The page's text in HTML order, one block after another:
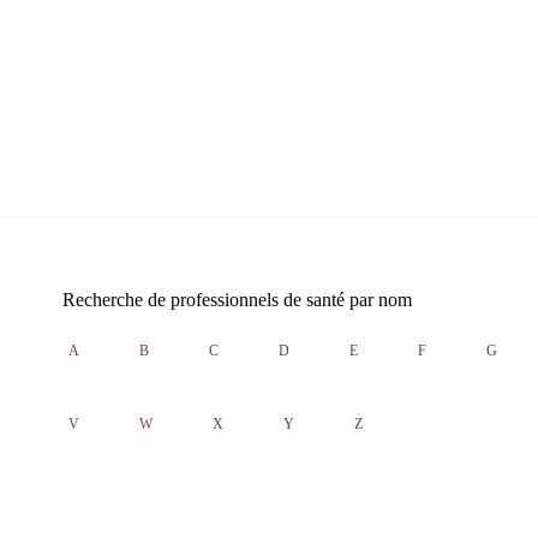
Recherche de professionnels de santé par nom
A B C D E F G
V W X Y Z